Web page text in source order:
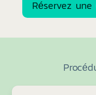
Réservez